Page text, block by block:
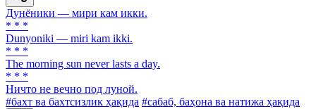
Дунёники — мири кам икки.
* * *
Dunyoniki — miri kam ikki.
* * *
The morning sun never lasts a day.
* * *
Ничто не вечно под луной.
#бахт ва бахтсизлик ҳақида #сабаб, баҳона ва натижа ҳақида